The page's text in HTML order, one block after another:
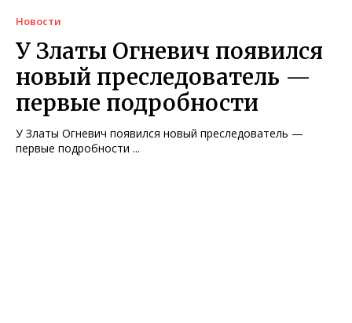
Новости
У Златы Огневич появился
новый преследователь —
первые подробности
У Златы Огневич появился новый преследователь —
первые подробности ...